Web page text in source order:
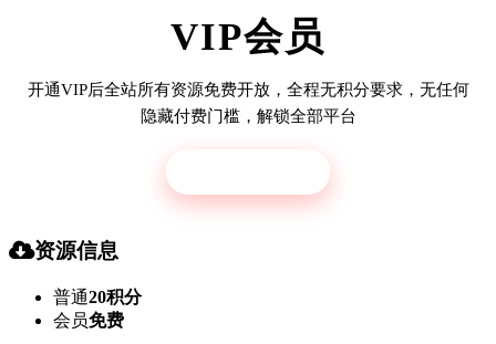
VIP会员
开通VIP后全站所有资源免费开放，全程无积分要求，无任何
隐藏付费门槛，解锁全部平台
资源信息
普通20积分
会员免费